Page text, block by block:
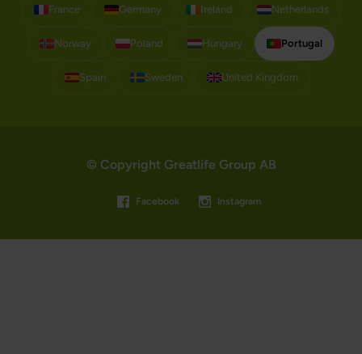
France Germany Ireland Netherlands
Norway Poland Hungary Portugal
Spain Sweden United Kingdom
© Copyright Greatlife Group AB
Facebook Instagram